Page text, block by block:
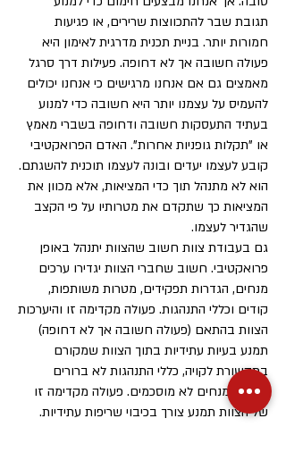
תגובת שבר להתכווצות שרירים, או פגיעות
חמורות יותר. בניית תכנית מדרגית לאימון היא
פעולה חשובה אך לא דחופה. פעילות דרך סרגל
מאמצים גם אם אנחנו מרגישים כי אנחנו יכולים
להעמיס על עצמנו יותר היא חשובה כדי למנוע
בעתיד התעסקות חשובה ודחופה בשברי מאמץ
או "תקלות גופניות אחרות". האדם הפרואקטיבי
קובע לעצמו יעדים ובונה לעצמו תוכנית להשגתם.
הוא לא מתנהל תוך כדי המציאות, אלא מכוון את
המציאות כך שתקדם את מטרותיו על פי הקצב
שהגדיר לעצמו.
גם בעבודת צוות חשוב שהצוות יתנהל באופן
פרואקטיבי. חשוב שחברי הצוות יגדירו ערכים
מנחים, הגדרות תפקידים, מטרות משותפות,
קודים וכללי התנהגות. פעולה מקדימה זו והיערכות
הצוות בהתאם (פעולה חשובה אך לא דחופה)
תמנע בעיות עתידיות בתוך הצוות שמקורם
בתקשורת לקויה, כללי התנהגות לא ברורים
וערכים מנחים לא מוסכמים. פעולה מקדימה זו
של הצוות תמנע צורך בכיבוי שריפות עתידיות.